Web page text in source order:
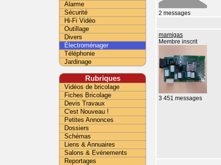
2 messages
mamigas
Membre inscrit
3 451 messages
Alarme
Sécurité
Hi-Fi Vidéo
Outillage
Divers
Électroménager
Téléphonie
Jardinage
Rubriques
Vidéos de bricolage
Fiches Bricolage
Devis Travaux
C'est Nouveau !
Petites Annonces
Dossiers
Schémas
Liens & Annuaires
Salons & Evènements
Reportages